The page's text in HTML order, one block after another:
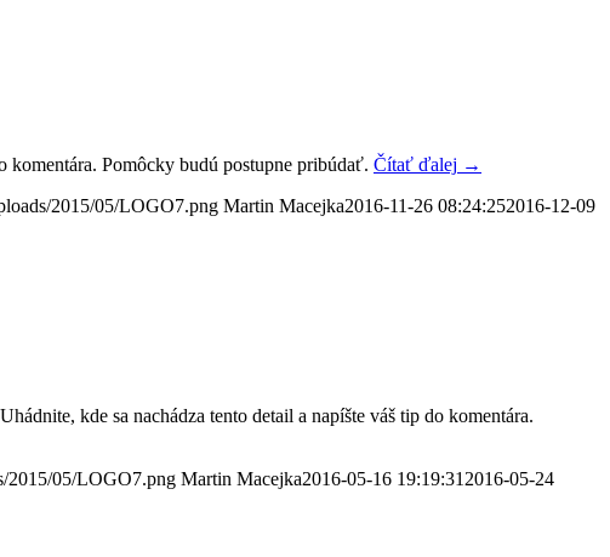
komentára. Pomôcky budú postupne pribúdať. Čítať ďalej →
2015/05/LOGO7.png Martin Macejka2016-11-26 08:24:252016-12-09
kde sa nachádza tento detail a napíšte váš tip do komentára.
2015/05/LOGO7.png Martin Macejka2016-05-16 19:19:31 2016-05-24